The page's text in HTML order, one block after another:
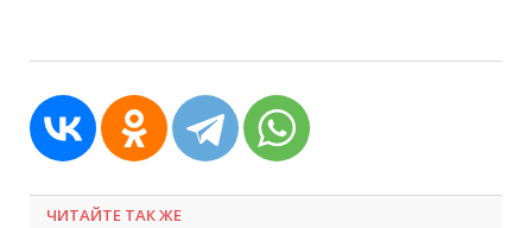
ЧИТАЙТЕ ТАК ЖЕ